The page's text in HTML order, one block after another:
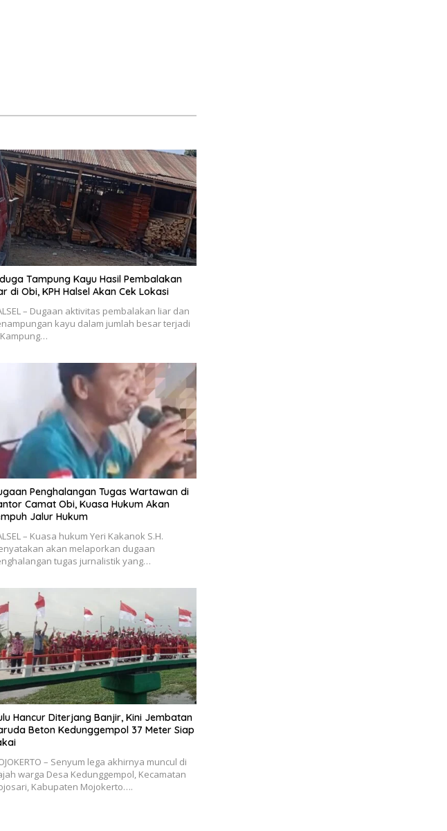
Tampung Kayu Hasil Pembalakan
di Obi, KPH Halsel Akan Cek Lokasi
– Dugaan aktivitas pembalakan liar dan
kayu dalam jumlah besar terjadi
Penghalangan Tugas Wartawan di
Camat Obi, Kuasa Hukum Akan
Jalur Hukum
– Kuasa hukum Yeri Kakanok S.H.
akan melaporkan dugaan
tugas jurnalistik yang…
Hancur Diterjang Banjir, Kini Jembatan
Beton Kedunggempol 37 Meter Siap
– Senyum lega akhirnya muncul di
warga Desa Kedunggempol, Kecamatan
Kabupaten Mojokerto….